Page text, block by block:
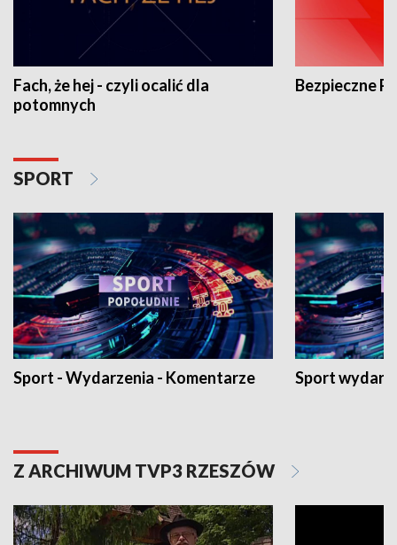
Fach, że hej - czyli ocalić dla
potomnych
Bezpieczne
SPORT
Sport - Wydarzenia - Komentarze Sport
Z ARCHIWUM TVP3 RZESZÓW